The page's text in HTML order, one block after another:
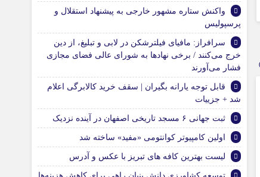
واکنش ستاره مشهور خارجی به پیشنهاد استقلال و
پرسپولیس
سرافراز: مافیای فیلترشکن در لابی و تبلیغ، از دین
خرج می‌کنند / برخی نهادها به شورای‌ عالی فضای مجازی
فشار می‌آورند
قابل توجه یارانه بگیران | سقف خرید کالابرگی اعلام
شد + جزییات
ثبت جهانی ۶ مسجد تاریخی اصفهان در آینده نزدیک
اولین کامپیوتر کوانتومی «مفید» ساخته شد
لیست بهترین کافه های تبریز با عکس و آدرس